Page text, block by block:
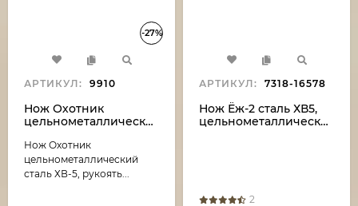
-27%
АРТИКУЛ: 9910
Нож Охотник
цельнометаллический
накладки зебрано
(распродажа)
Нож Охотник
цельнометаллический
сталь ХВ-5, рукоять...
АРТИКУЛ: 7318-16578
Нож Ёж-2 сталь ХВ5,
цельнометаллический,
2